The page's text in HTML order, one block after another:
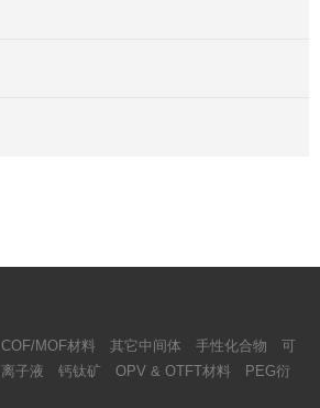
COF/MOF材料 其它中间体 手性化合物
可
离子液 钙钛矿 OPV & OTFT材料
PEG衍